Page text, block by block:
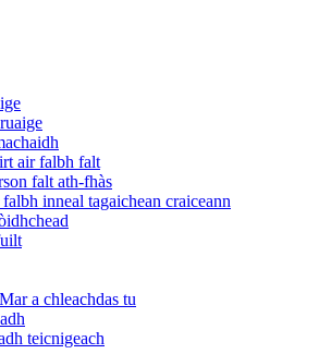
air falbh falt
falt ath-fhàs
inneal tagaichean craiceann
a chleachdas tu
teicnigeach